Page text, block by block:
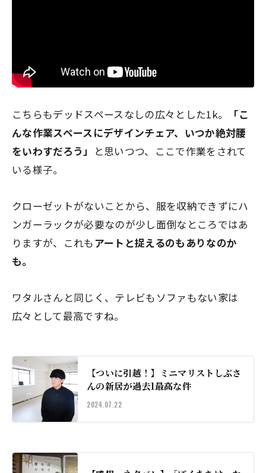
こちらもデッドスペースなしの広々とした1k。
「こ
んな作業スペースにデザインチェア、いつか絶対腰
をいわすだろう」
と思いつつ、ここで作業をされて
いる様子。
クローゼットがないことから、服を収納できずにハ
ンガーラックが必要なのが少し面倒なところではあ
りますが、これも アートと捉えるのもありなのか
も。
ワタルさんと同じく、テレビもソファもない家は
広々として最高ですね。
【ついに引越！】ミニマリストしぶさ
んの新居が過去1最高な件
2024.07.22